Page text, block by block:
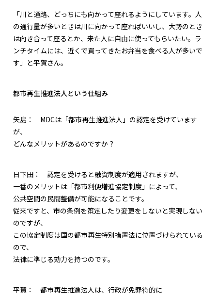
「川と通路、どっちにも向かって座れるようにしています。人
の通行量が多いときは川に向かって座ればいいし、大勢のとき
は向き合って座るとか、来た人に自由に使ってもらいたい。ラ
ンチタイムには、近くで買ってきたお弁当を食べる人が多いで
す」と平賀さん。
都市再生推進法人という仕組み
矢島： MDCは「都市再生推進法人」の認定を受けています
が、
どんなメリットがあるのですか？
日下田： 認定を受けると融資制度が適用されますが、
一番のメリットは「都市利便増進協定制度」によって、
公共空間の民間整備が可能になることです。
従来ですと、市の条例を策定したり変更をしないと実現しない
のですが、
この協定制度は国の都市再生特別措置法に位置づけられている
ので、
法律に準じる効力を持つのです。
平賀： 都市再生推進法人は、行政が免罪符的に